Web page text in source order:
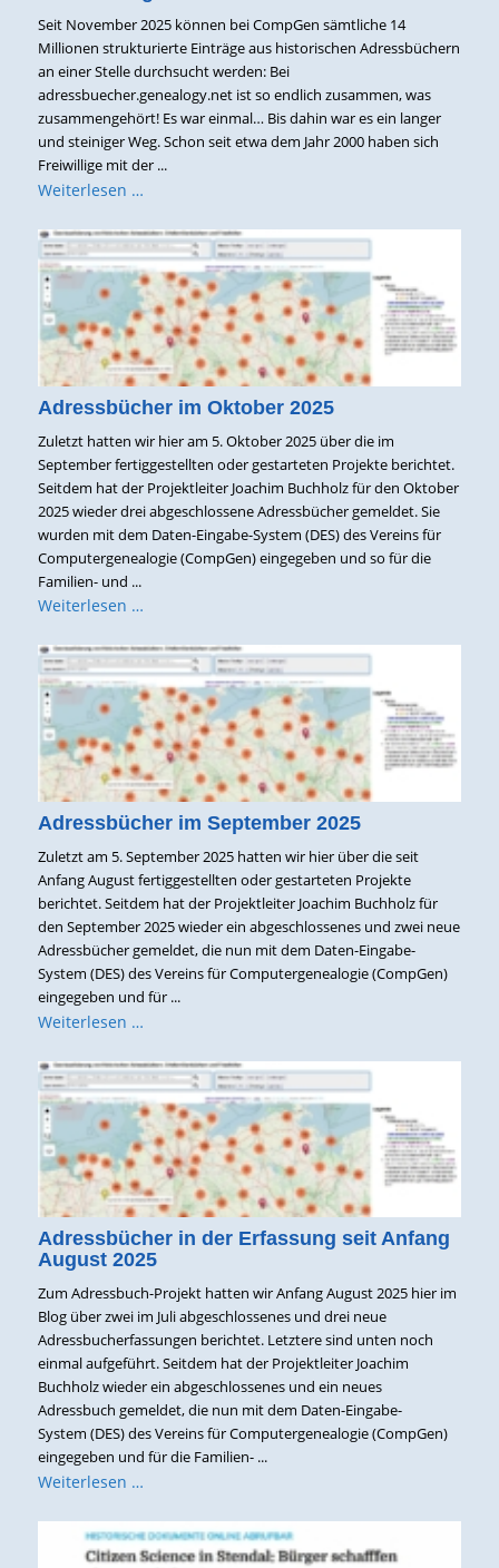
Seit November 2025 können bei CompGen sämtliche 14
Millionen strukturierte Einträge aus historischen Adressbüchern
an einer Stelle durchsucht werden: Bei
adressbuecher.genealogy.net ist so endlich zusammen, was
zusammengehört! Es war einmal… Bis dahin war es ein langer
und steiniger Weg. Schon seit etwa dem Jahr 2000 haben sich
Freiwillige mit der ...
Weiterlesen …
Adressbücher im Oktober 2025
Zuletzt hatten wir hier am 5. Oktober 2025 über die im
September fertiggestellten oder gestarteten Projekte berichtet.
Seitdem hat der Projektleiter Joachim Buchholz für den Oktober
2025 wieder drei abgeschlossene Adressbücher gemeldet. Sie
wurden mit dem Daten-Eingabe-System (DES) des Vereins für
Computergenealogie (CompGen) eingegeben und so für die
Familien- und ...
Weiterlesen …
Adressbücher im September 2025
Zuletzt am 5. September 2025 hatten wir hier über die seit
Anfang August fertiggestellten oder gestarteten Projekte
berichtet. Seitdem hat der Projektleiter Joachim Buchholz für
den September 2025 wieder ein abgeschlossenes und zwei neue
Adressbücher gemeldet, die nun mit dem Daten-Eingabe-
System (DES) des Vereins für Computergenealogie (CompGen)
eingegeben und für ...
Weiterlesen …
Adressbücher in der Erfassung seit Anfang
August 2025
Zum Adressbuch-Projekt hatten wir Anfang August 2025 hier im
Blog über zwei im Juli abgeschlossenes und drei neue
Adressbucherfassungen berichtet. Letztere sind unten noch
einmal aufgeführt. Seitdem hat der Projektleiter Joachim
Buchholz wieder ein abgeschlossenes und ein neues
Adressbuch gemeldet, die nun mit dem Daten-Eingabe-
System (DES) des Vereins für Computergenealogie (CompGen)
eingegeben und für die Familien- ...
Weiterlesen …